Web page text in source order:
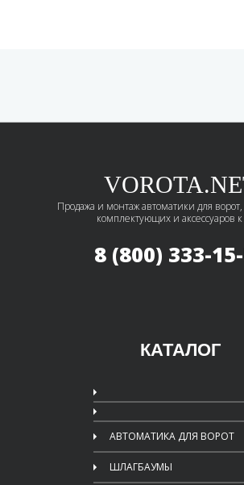
Продажа и монтаж автоматики для
комплектующих и аксессуаров
8 (800) 333-
КАТАЛОГ
АВТОМАТИКА ДЛЯ ВОРОТ
ШЛАГБАУМЫ